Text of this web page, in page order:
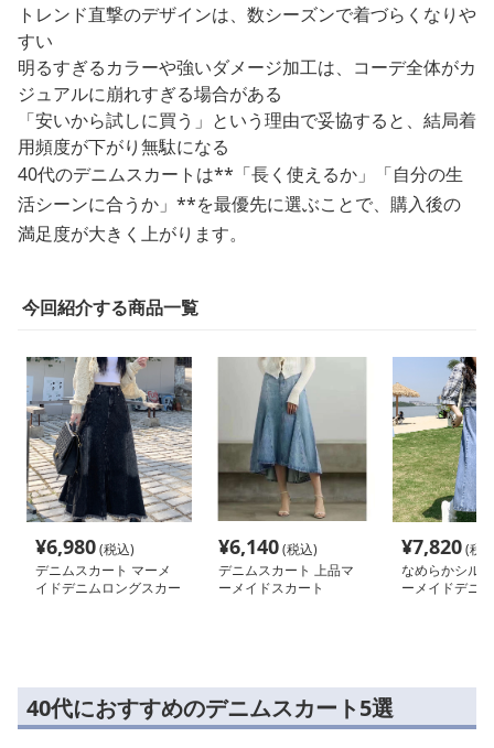
トレンド直撃のデザインは、数シーズンで着づらくなりや
すい
明るすぎるカラーや強いダメージ加工は、コーデ全体がカ
ジュアルに崩れすぎる場合がある
「安いから試しに買う」という理由で妥協すると、結局着
用頻度が下がり無駄になる
40代のデニムスカートは**「長く使えるか」「自分の生
活シーンに合うか」**を最優先に選ぶことで、購入後の
満足度が大きく上がります。
今回紹介する商品一覧
¥6,980(税込)
デニムスカート マーメ
イドデニムロングスカー
¥6,140(税込)
デニムスカート 上品マ
ーメイドスカート
¥7,820(税
なめらかシル
ーメイドデニ
40代におすすめのデニムスカート5選